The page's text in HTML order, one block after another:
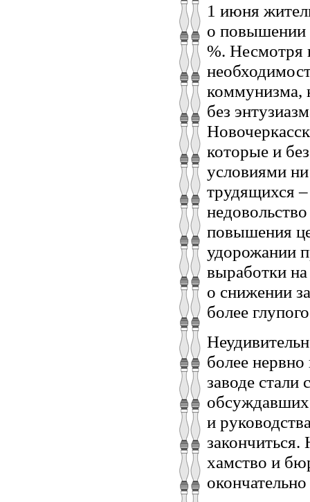
1 июня
о повышении
%. Несмотря
коммунизма,
без
которые и
условиями ни
трудящихся
повышения
удорожании
выработки на
о снижении
более
более
заводе
обсуждавших
и
хамство и